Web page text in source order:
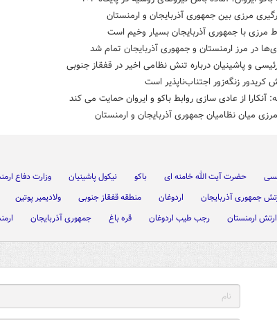
مرزی بین جمهوری آذربایجان و ارمنستان
مرزی با جمهوری آذربایجان بسیار وخیم است
در مرز ارمنستان و جمهوری آذربایجان تمام شد
و پاشینیان درباره تنش نظامی اخیر در قفقاز جنوبی
زنگه‌زور اجتناب‌ناپذیر است
آنکارا از عادی سازی روابط باکو و ایروان حمایت می کند
میان نظامیان جمهوری آذربایجان و ارمنستان
حضرت آیت الله خامنه ای باکو نیکول پاشینیان
وزارت دفاع
جمهوری آذربایجان اردوغان منطقه قفقاز جنوبی
ولادیمیر پوتین
ارتش ارمنستان رجب طیب اردوغان قره باغ جمهوری آذربایجان